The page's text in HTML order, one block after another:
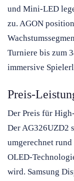
und Mini-LED
zu. AGON
Turniere bis zum
immersive
Preis-
Der Preis für
Der AG326UZD2
umgerechnet
OLED-
wird. Samsung